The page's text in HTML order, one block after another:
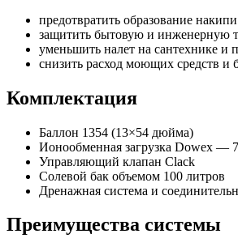
предотвратить образование
защитить бытовую и инженерную
уменьшить налет на сантехнике и
снизить расход моющих средств и
Комплектация
Баллон 1354 (13×54 дюйма)
Ионообменная загрузка Dowex —
Управляющий клапан Clack
Солевой бак объемом 100 литров
Дренажная система и
Преимущества системы